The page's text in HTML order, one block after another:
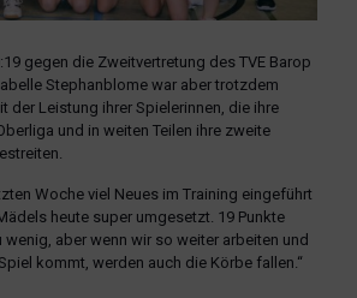
gegen die Zweitvertretung des TVE Barop
Stephanblome war aber trotzdem
der Leistung ihrer Spielerinnen, die ihre
und in weiten Teilen ihre zweite
Woche viel Neues im Training eingeführt
heute super umgesetzt. 19 Punkte
wenig, aber wenn wir so weiter arbeiten und
kommt, werden auch die Körbe fallen.“